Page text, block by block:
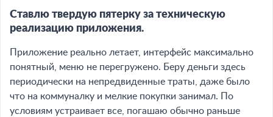
Ставлю твердую пятерку за техническую
реализацию приложения.
Приложение реально летает, интерфейс максимально
понятный, меню не перегружено. Беру деньги здесь
периодически на непредвиденные траты, даже было
что на коммуналку и мелкие покупки занимал. По
условиям устраивает все, погашаю обычно раньше